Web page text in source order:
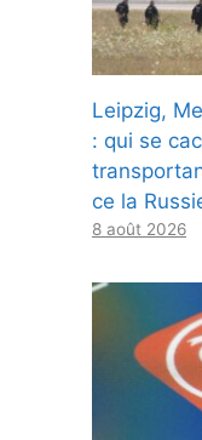
Leipzig,
: qui se
ce la
8 août 2026